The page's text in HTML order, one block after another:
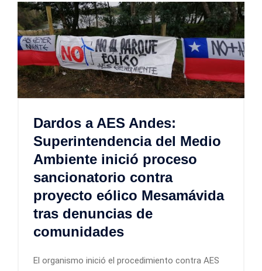
Dardos a AES Andes:
Superintendencia del Medio
Ambiente inició proceso
sancionatorio contra
proyecto eólico Mesamávida
tras denuncias de
comunidades
El organismo inició el procedimiento contra AES